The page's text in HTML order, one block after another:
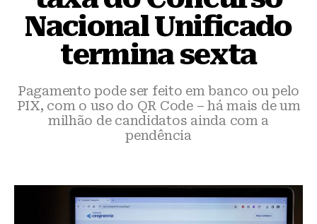
Nacional Unificado
termina sexta
Pagamento pode ser feito em banco ou pelo
PIX, com o uso do QR Code – há mais de um
milhão de candidatos ainda com a
pendência